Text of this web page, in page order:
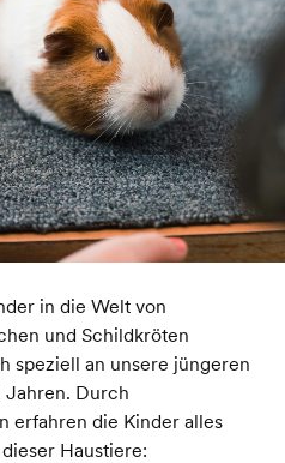
in die Welt von
und Schildkröten
speziell an unsere jüngeren
Jahren. Durch
erfahren die Kinder alles
Haustiere: